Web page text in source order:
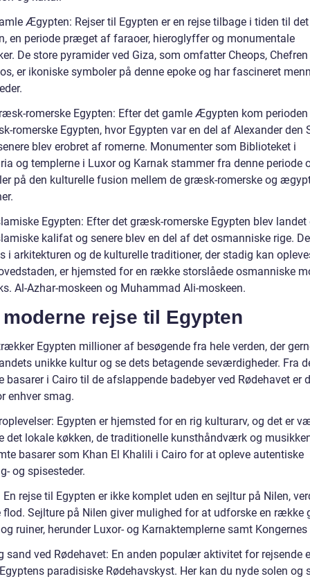
Ægypten: Rejser til Egypten er en rejse tilbage i tiden til
en periode præget af faraoer, hieroglyffer og monumentale
De store pyramider ved Giza, som omfatter Cheops,
er ikoniske symboler på denne epoke og har fascineret
romerske Egypten: Efter det gamle Ægypten kom
romerske Egypten, hvor Egypten var en del af Alexander den
blev erobret af romerne. Monumenter som Biblioteket i
og templerne i Luxor og Karnak stammer fra denne periode
på den kulturelle fusion mellem de græsk-romerske og
Egypten: Efter det græsk-romerske Egypten blev landet
kalifat og senere blev en del af det osmanniske rige.
i arkitekturen og de kulturelle traditioner, der stadig kan
er hjemsted for en række storslåede osmanniske
Al-Azhar-moskeen og Muhammad Ali-moskeen.
moderne rejse til Egypten
Egypten millioner af besøgende fra hele verden, der
unikke kultur og se dets betagende seværdigheder. Fra
basarer i Cairo til de afslappende badebyer ved Rødehavet er
enhver smag.
Egypten er hjemsted for en rig kulturarv, og det er
det lokale køkken, de traditionelle kunsthåndværk og
basarer som Khan El Khalili i Cairo for at opleve autentiske
og spisesteder.
En rejse til Egypten er ikke komplet uden en sejltur på Nilen,
Sejlture på Nilen giver mulighed for at udforske en række
ruiner, herunder Luxor- og Karnaktemplerne samt Kongernes
sand ved Rødehavet: En anden populær aktivitet for rejsende
paradisiske Rødehavskyst. Her kan du nyde solen og